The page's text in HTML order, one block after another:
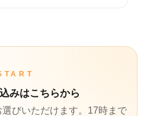
みはこちらから
びいただけます。17時まで